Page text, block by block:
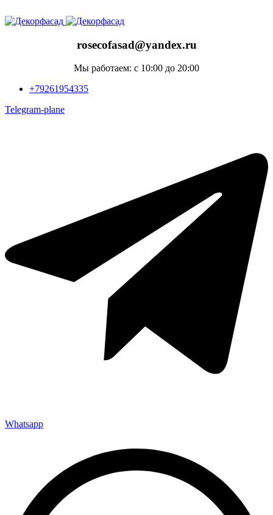
rosecofasad@yandex.ru
Мы работаем: с 10:00 до 20:00
+79261954335
Telegram-plane
Whatsapp